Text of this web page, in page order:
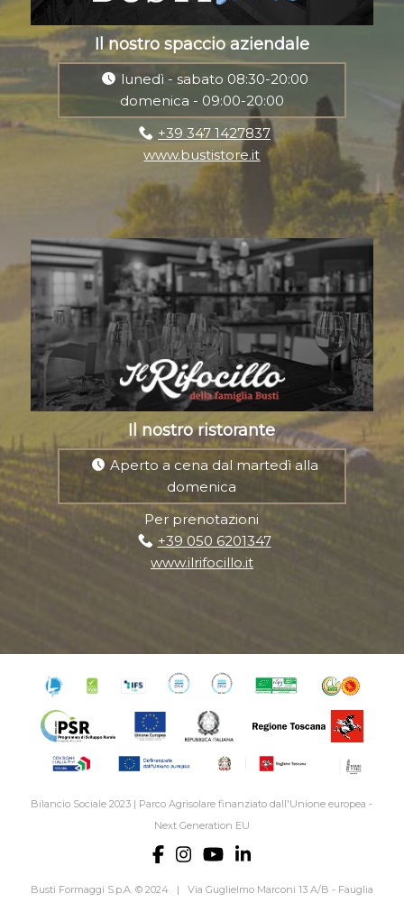
Il nostro spaccio aziendale
lunedì - sabato 08:30-20:00
domenica - 09:00-20:00
+39 347 1427837
www.bustistore.it
Il nostro ristorante
Aperto a cena dal martedì alla
domenica
Per prenotazioni
+39 050 6201347
www.ilrifocillo.it
Bilancio Sociale 2023 | Parco Agrisolare finanziato dall'Unione europea -
Next Generation EU
Busti Formaggi S.p.A. © 2024 | Via Guglielmo Marconi 13 A/B - Fauglia